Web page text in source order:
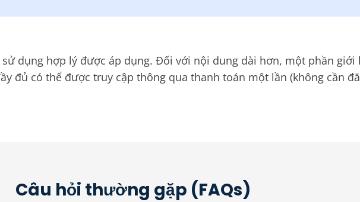
sử dụng hợp lý được áp dụng. Đối với nội dung dài hơn, một phần giới
đủ có thể được truy cập thông qua thanh toán một lần (không cần
Câu hỏi thường gặp (FAQs)